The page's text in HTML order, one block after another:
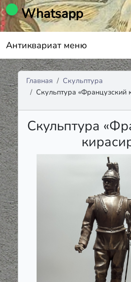
Whatsapp
Антиквариат меню
Главная
Скульптура
Скульптура «Французский
Скульптура